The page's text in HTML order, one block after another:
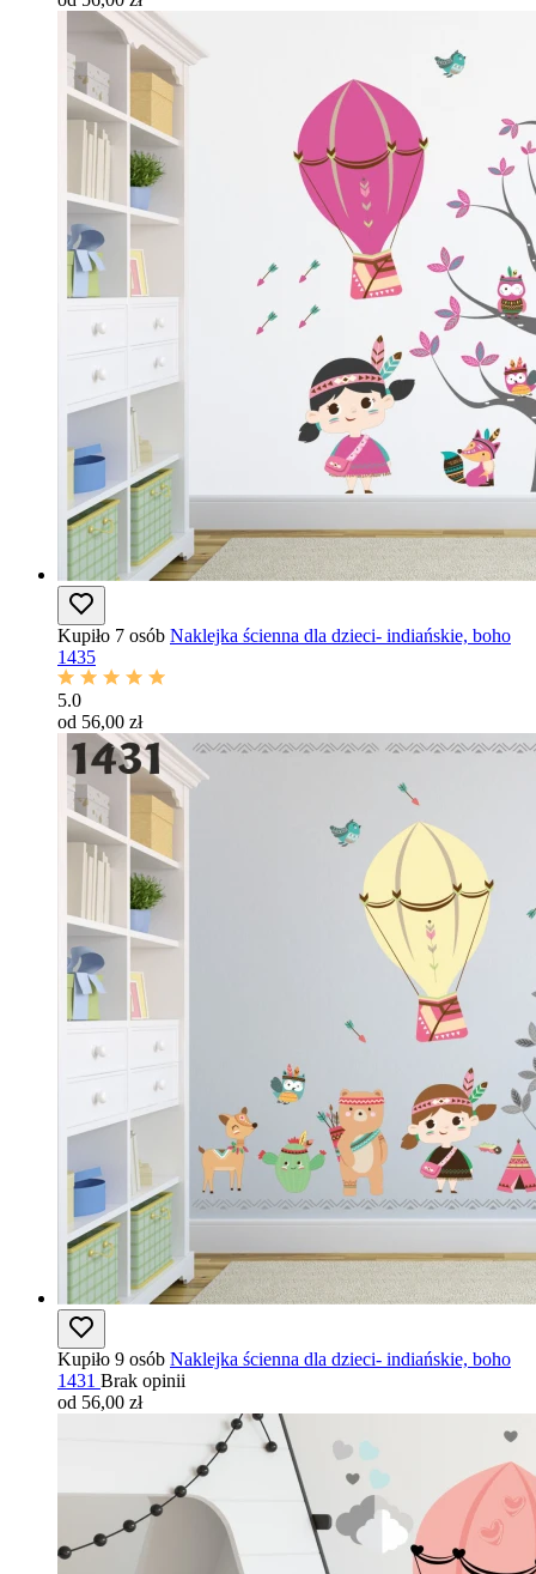
Kupiło 7 osób Naklejka ścienna dla dzieci- indiańskie, boho
1435
5.0
od 56,00 zł
Kupiło 9 osób Naklejka ścienna dla dzieci- indiańskie, boho
1431 Brak opinii
od 56,00 zł